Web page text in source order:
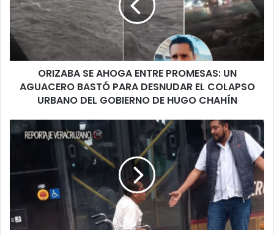
PROMESAS:
UN
AGUACERO
BASTÓ
PARA
DESNUDAR
COLAPSO
DEL
GOBIERNO
CHAHÍN
ORIZABA SE AHOGA ENTRE PROMESAS: UN
AGUACERO BASTÓ PARA DESNUDAR EL COLAPSO
URBANO DEL GOBIERNO DE HUGO CHAHÍN
“Ahorita
en
Veracruz
humillación
a